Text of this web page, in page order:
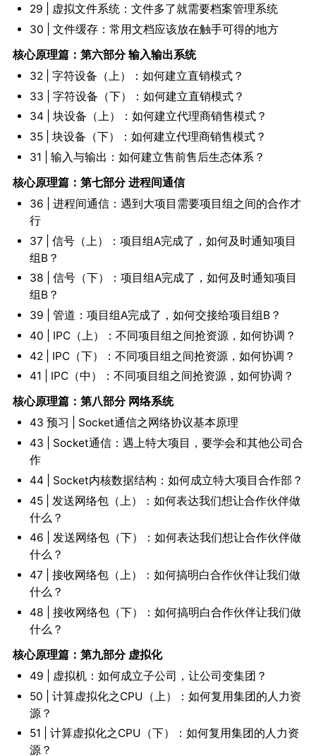
29 | 虚拟文件系统：文件多了就需要档案管理系统
30 | 文件缓存：常用文档应该放在触手可得的地方
核心原理篇：第六部分 输入输出系统
32 | 字符设备（上）：如何建立直销模式？
33 | 字符设备（下）：如何建立直销模式？
34 | 块设备（上）：如何建立代理商销售模式？
35 | 块设备（下）：如何建立代理商销售模式？
31 | 输入与输出：如何建立售前售后生态体系？
核心原理篇：第七部分 进程间通信
36 | 进程间通信：遇到大项目需要项目组之间的合作才
行
37 | 信号（上）：项目组A完成了，如何及时通知项目
组B？
38 | 信号（下）：项目组A完成了，如何及时通知项目
组B？
39 | 管道：项目组A完成了，如何交接给项目组B？
40 | IPC（上）：不同项目组之间抢资源，如何协调？
42 | IPC（下）：不同项目组之间抢资源，如何协调？
41 | IPC（中）：不同项目组之间抢资源，如何协调？
核心原理篇：第八部分 网络系统
43 预习 | Socket通信之网络协议基本原理
43 | Socket通信：遇上特大项目，要学会和其他公司合
作
44 | Socket内核数据结构：如何成立特大项目合作部？
45 | 发送网络包（上）：如何表达我们想让合作伙伴做
什么？
46 | 发送网络包（下）：如何表达我们想让合作伙伴做
什么？
47 | 接收网络包（上）：如何搞明白合作伙伴让我们做
什么？
48 | 接收网络包（下）：如何搞明白合作伙伴让我们做
什么？
核心原理篇：第九部分 虚拟化
49 | 虚拟机：如何成立子公司，让公司变集团？
50 | 计算虚拟化之CPU（上）：如何复用集团的人力资
源？
51 | 计算虚拟化之CPU（下）：如何复用集团的人力资
源？